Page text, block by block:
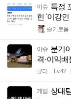
이슈 특정
힌 '이강
슬기로움
이슈 분기
격·이익배
균터 Lv.42
게임 상대